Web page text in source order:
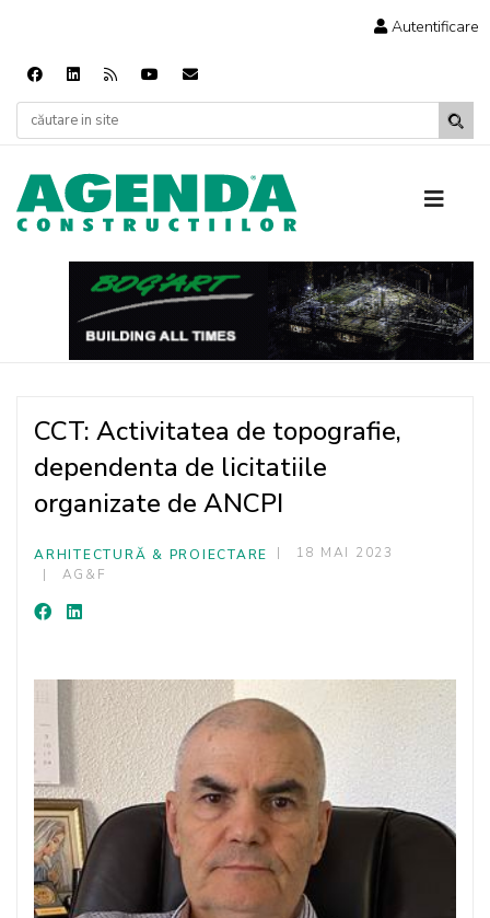
Autentificare
CCT: Activitatea de topografie,
dependenta de licitatiile
organizate de ANCPI
ARHITECTURĂ & PROIECTARE
18 MAI 2023
AG&F